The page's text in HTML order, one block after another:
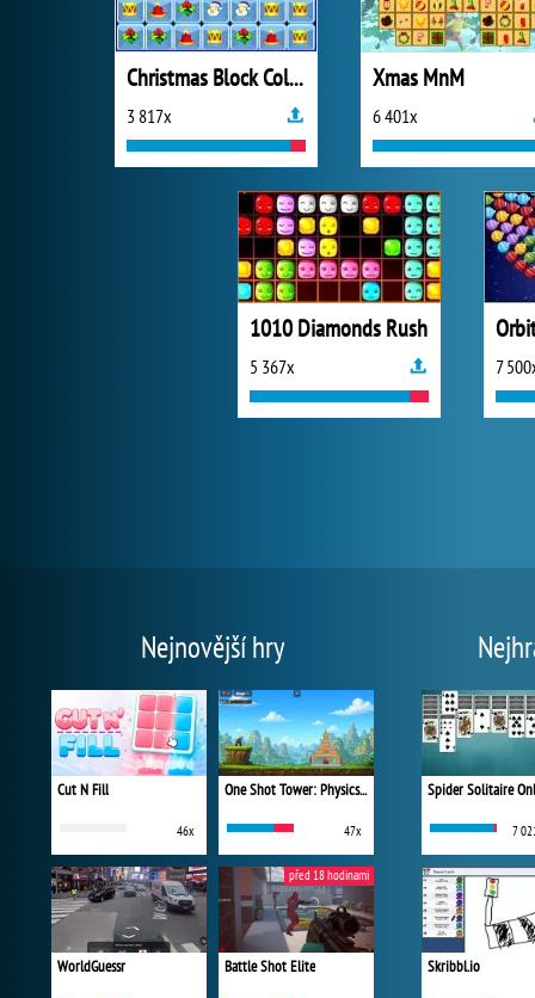
Christmas Block Collapse
3 817x
Xmas MnM
6 401x
1010 Diamonds Rush
5 367x 7
Nejnovější hry
Cut N Fill
46x
One Shot Tower: Physics Destroyer
47x
WorldGuessr Battle Shot Elite
před 18 hodinami
Spider Solitaire
7
Skribbl.io